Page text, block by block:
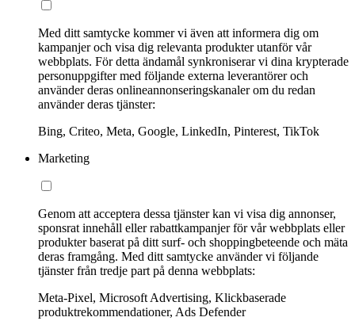
Med ditt samtycke kommer vi även att informera dig om
kampanjer och visa dig relevanta produkter utanför vår
webbplats. För detta ändamål synkroniserar vi dina krypterade
personuppgifter med följande externa leverantörer och
använder deras onlineannonseringskanaler om du redan
använder deras tjänster:
Bing, Criteo, Meta, Google, LinkedIn, Pinterest, TikTok
Marketing
Genom att acceptera dessa tjänster kan vi visa dig annonser,
sponsrat innehåll eller rabattkampanjer för vår webbplats eller
produkter baserat på ditt surf- och shoppingbeteende och mäta
deras framgång. Med ditt samtycke använder vi följande
tjänster från tredje part på denna webbplats:
Meta-Pixel, Microsoft Advertising, Klickbaserade
produktrekommendationer, Ads Defender